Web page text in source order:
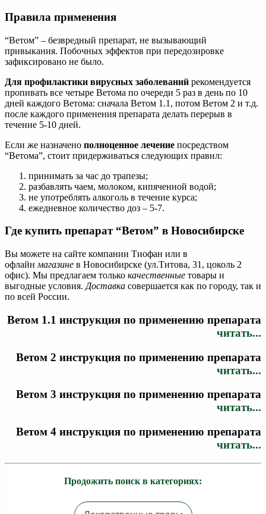
Правила применения
“Ветом” – безвредный препарат, не вызывающий
привыкания. Побочных эффектов при передозировке
зафиксировано не было.
Для профилактики вирусных заболеваний рекомендуется
пропивать все четыре Ветома по очереди 5 раз в день по 10
дней каждого Ветома: сначала Ветом 1.1, потом Ветом 2 и т.д.
после каждого применения препарата делать перерыв в
течение 5-10 дней.
Если же назначено полноценное лечение посредством
“Ветома”, стоит придерживаться следующих правил:
принимать за час до трапезы;
разбавлять чаем, молоком, кипяченной водой;
не употреблять алкоголь в течение курса;
ежедневное количество доз – 5-7.
Где купить препарат “Ветом” в Новосибирске
Вы можете на сайте компании Тиофан или в
офлайн магазине в Новосибирске (ул.Титова, 31, цоколь 2
офис). Мы предлагаем только качественные товары и
выгодные условия. Доставка совершается как по городу, так и
по всей России.
Ветом 1.1 инструкция по применению препарата
читать...
Ветом 2 инструкция по применению препарата
читать...
Ветом 3 инструкция по применению препарата
читать...
Ветом 4 инструкция по применению препарата
читать...
Продожить поиск в категориях: